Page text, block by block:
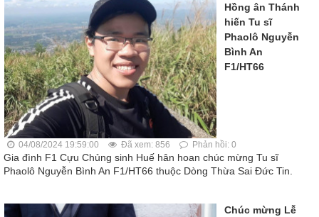
Hồng ân Thánh
hiến Tu sĩ
Phaolô Nguyễn
Bình An
F1/HT66
04/08/2024 19:59:00 Đã xem: 856 Phản hồi: 0
Gia đình F1 Cựu Chủng sinh Huế hân hoan chúc mừng Tu sĩ
Phaolô Nguyễn Bình An F1/HT66 thuộc Dòng Thừa Sai Đức Tin.
Chúc mừng Lễ